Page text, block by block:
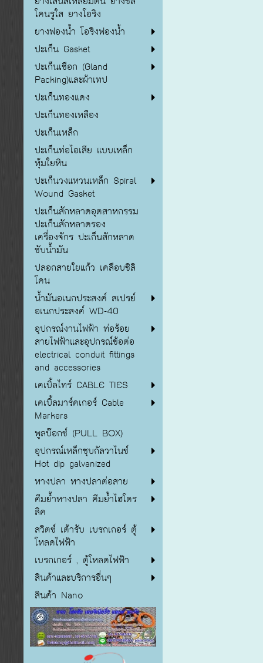
โคนรูใส ยางโอริง
ยางฟองน้ำ โอริงฟองน้ำ
ปะเก็น Gasket
ปะเก็นเชือก (Gland
Packing)และผ้าเทป
ปะเก็นทองแดง
ปะเก็นทองเหลือง
ปะเก็นเหล็ก
ปะเก็นท่อไอเสีย แบบเหล็ก
หุ้มใยหิน
ปะเก็นวงแหวนเหล็ก Spiral
Wound Gasket
ปะเก็นสักหลาดอุตสาหกรรม
ปะเก็นสักหลาดรอง
เครื่องจักร ปะเก็นสักหลาด
ซับน้ำมัน
ปลอกสายใยแก้ว เคลือบซิลิ
โคน
น้ำมันอเนกประสงค์ สเปรย์
อเนกประสงค์ WD-40
อุปกรณ์งานไฟฟ้า ท่อร้อย
สายไฟฟ้าและอุปกรณ์ข้อต่อ
electrical conduit fittings
and accessories
เคเบิ้ลไทร์ CABLE TIES
เคเบิ้ลมาร์คเกอร์ Cable
Markers
พูลบ๊อกซ์ (PULL BOX)
อุปกรณ์เหล็กชุบกัลวาไนซ์
Hot dip galvanized
หางปลา หางปลาต่อสาย
คีมย้ำหางปลา คีมย้ำไฮโดร
ลิค
สวิตซ์ เต้ารับ เบรกเกอร์ ตู้
โหลดไฟฟ้า
เบรกเกอร์ , ตู้โหลดไฟฟ้า
สินค้าและบริการอื่นๆ
สินค้า Nano